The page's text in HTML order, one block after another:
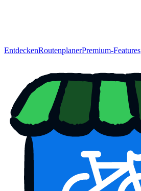
EntdeckenRoutenplanerPremium-Features